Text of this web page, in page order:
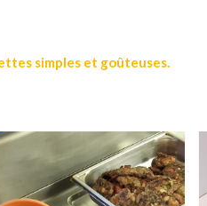
simples et goûteuses.